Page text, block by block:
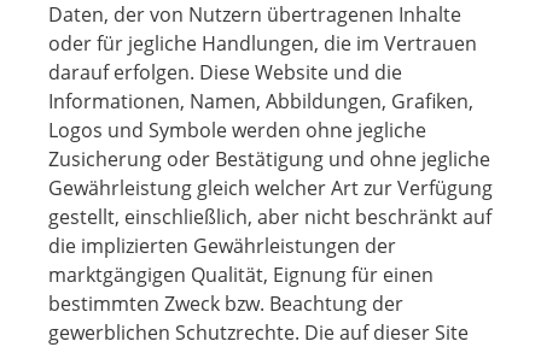
Daten, der von Nutzern übertragenen Inhalte
oder für jegliche Handlungen, die im Vertrauen
darauf erfolgen. Diese Website und die
Informationen, Namen, Abbildungen, Grafiken,
Logos und Symbole werden ohne jegliche
Zusicherung oder Bestätigung und ohne jegliche
Gewährleistung gleich welcher Art zur Verfügung
gestellt, einschließlich, aber nicht beschränkt auf
die implizierten Gewährleistungen der
marktgängigen Qualität, Eignung für einen
bestimmten Zweck bzw. Beachtung der
gewerblichen Schutzrechte. Die auf dieser Site